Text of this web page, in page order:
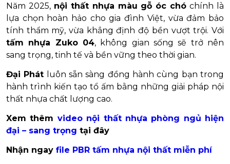
Năm 2025, nội thất nhựa màu gỗ óc chó chính là
lựa chọn hoàn hảo cho gia đình Việt, vừa đảm bảo
tính thẩm mỹ, vừa khẳng định độ bền vượt trội. Với
tấm nhựa Zuko 04, không gian sống sẽ trở nên
sang trọng, tinh tế và bền vững theo thời gian.
Đại Phát luôn sẵn sàng đồng hành cùng bạn trong
hành trình kiến tạo tổ ấm bằng những giải pháp nội
thất nhựa chất lượng cao.
Xem thêm video nội thất nhựa phòng ngủ hiện
đại – sang trọng tại đây
Nhận ngay file PBR tấm nhựa nội thất miễn phí